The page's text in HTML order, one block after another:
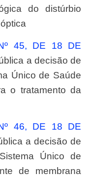
do distúrbio
a decisão de
Único de Saúde
o tratamento da
a decisão de
Único de
de membrana